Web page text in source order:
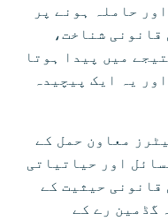
حاملہ ہونے پر
شناخت،
میں پیدا ہوتا
یہ ایک پیچیدہ
معاون حمل کے
اور حیاتیاتی
قانونی حیثیت کے
گڈمین رے کے